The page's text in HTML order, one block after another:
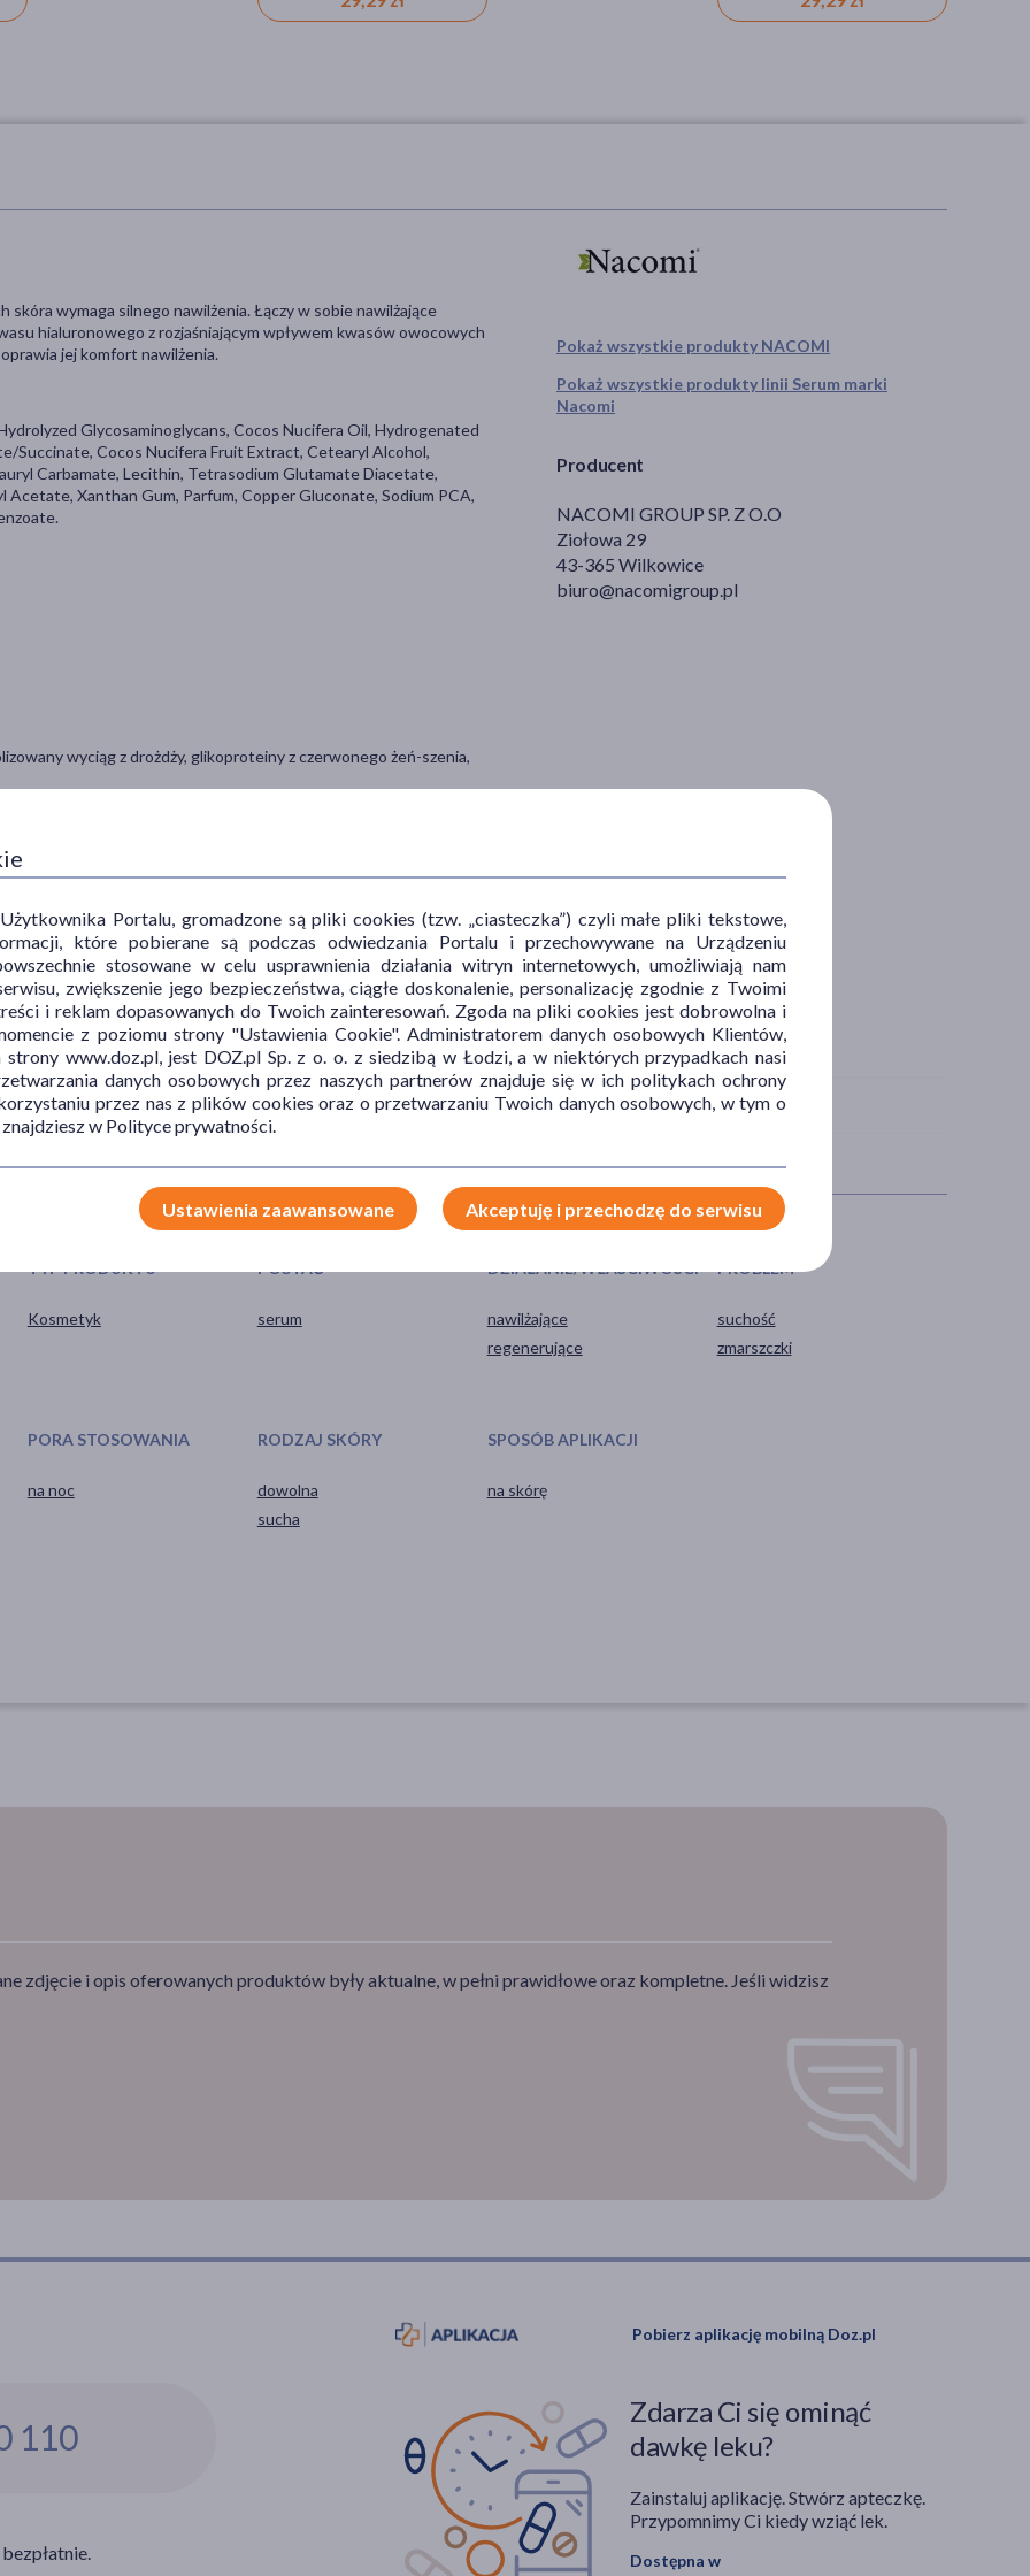
produkt naturalny
Pokaż wszystkie produkty NACOMI
Pokaż wszystkie produkty linii Serum marki
Nacomi
Producent
NACOMI GROUP SP. Z O.O
Ziołowa 29
43-365 Wilkowice
biuro@nacomigroup.pl
wymaga silnego nawilżenia. Łączy w sobie nawilżające
hialuronowego z rozjaśniającym wpływem kwasów owocowych
jej komfort nawilżenia.
Glycosaminoglycans, Cocos Nucifera Oil, Hydrogenated
Succinate, Cocos Nucifera Fruit Extract, Cetearyl Alcohol,
Carbamate, Lecithin, Tetrasodium Glutamate Diacetate,
Xanthan Gum, Parfum, Copper Gluconate, Sodium PCA,
wyciąg z drożdży, glikoproteiny z czerwonego żeń-szenia,
Produkt można stosować jako bazę pod dalsze zabiegi
zawiera składniki pochodzenia naturalnego. Barwa może
TYP PRODUKTU
Kosmetyk
POSTAĆ
serum
DZIAŁANIE/WŁAŚCIWOŚCI
nawilżające
regenerujące
PROBLEM
suchość
zmarszczki
PORA STOSOWANIA
na noc
RODZAJ SKÓRY
dowolna
sucha
SPOSÓB APLIKACJI
na skórę
zdjęcie i opis oferowanych produktów były aktualne, w pełni prawidłowe oraz kompletne. Jeśli widzisz
110
Pobierz aplikację mobilną Doz.pl
Zdarza Ci się ominąć
dawkę leku?
Zainstaluj aplikację. Stwórz apteczkę.
Przypomnimy Ci kiedy wziąć lek.
Dostępna w
Portalu, gromadzone są pliki cookies (tzw. „ciasteczka”) czyli małe pliki tekstowe,
które pobierane są podczas odwiedzania Portalu i przechowywane na Urządzeniu
stosowane w celu usprawnienia działania witryn internetowych, umożliwiają nam
zwiększenie jego bezpieczeństwa, ciągłe doskonalenie, personalizację zgodnie z Twoimi
i reklam dopasowanych do Twoich zainteresowań. Zgoda na pliki cookies jest dobrowolna i
z poziomu strony "Ustawienia Cookie". Administratorem danych osobowych Klientów,
www.doz.pl, jest DOZ.pl Sp. z o. o. z siedzibą w Łodzi, a w niektórych przypadkach nasi
danych osobowych przez naszych partnerów znajduje się w ich politykach ochrony
przez nas z plików cookies oraz o przetwarzaniu Twoich danych osobowych, w tym o
w Polityce prywatności.
Ustawienia zaawansowane Akceptuję i przechodzę do serwisu